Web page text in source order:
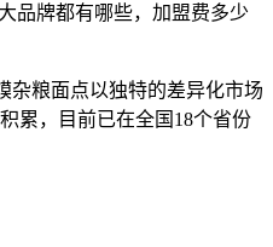
品牌都有哪些，加盟费多少
杂粮面点以独特的差异化市场
累，目前已在全国18个省份